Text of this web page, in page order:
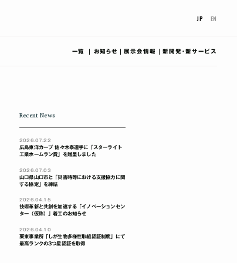
JP EN
一覧 お知らせ 展示会情報 新開発･新サービス
Recent News
2026.07.22
広島東洋カープ 佐々木泰選手に「スターライト
工業ホームラン賞」を贈呈しました
2026.07.03
山口県山口市と「災害時等における支援協力に関
する協定」を締結
2026.04.15
技術革新と共創を加速する「イノベーションセン
ター（仮称）」着工のお知らせ
2026.04.10
栗東事業所「しが生物多様性取組認証制度」にて
最高ランクの3つ星認証を取得